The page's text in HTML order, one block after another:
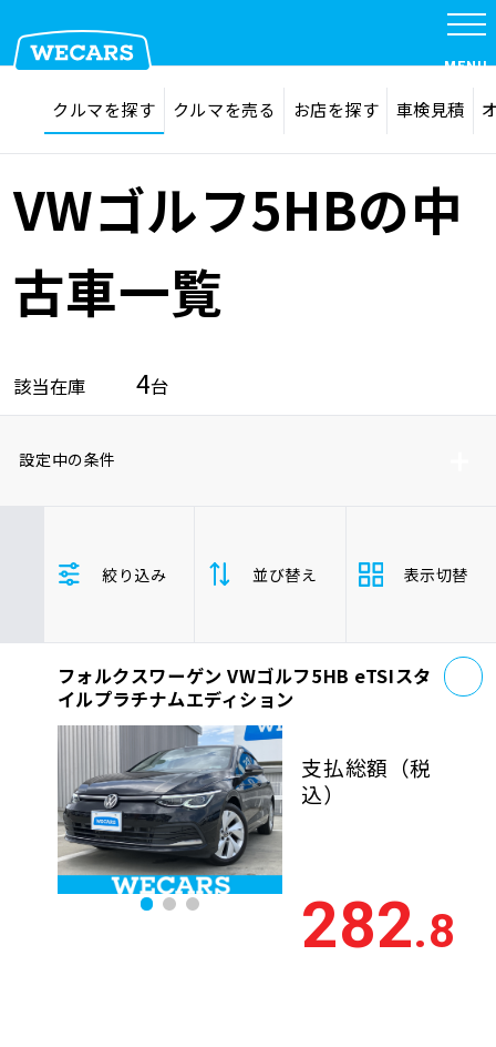
在庫検索 サイト内検索
MENU
クルマを探す
品質管理とサポート体制
お問い合わせ
企業情報 採用情報
0120-733-500
クルマを探す クルマを売る お店を探す 車検見積
VWゴルフ5HBの中
古車一覧
該当在庫 4台
設定中の条件
絞り込み
並び替え
支払総
額
安い順 高
年式 新しい順
走行距
離
少ない順
排気量 大きい順
表示切替
フォルクスワーゲン VWゴルフ5HB eTSIスタ
イルプラチナムエディション
支払総額 （税
込）
282.8